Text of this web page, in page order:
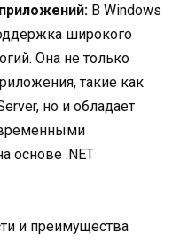
В Windows
широкого
Она не только
такие как
но и обладает
основе .NET
и преимущества